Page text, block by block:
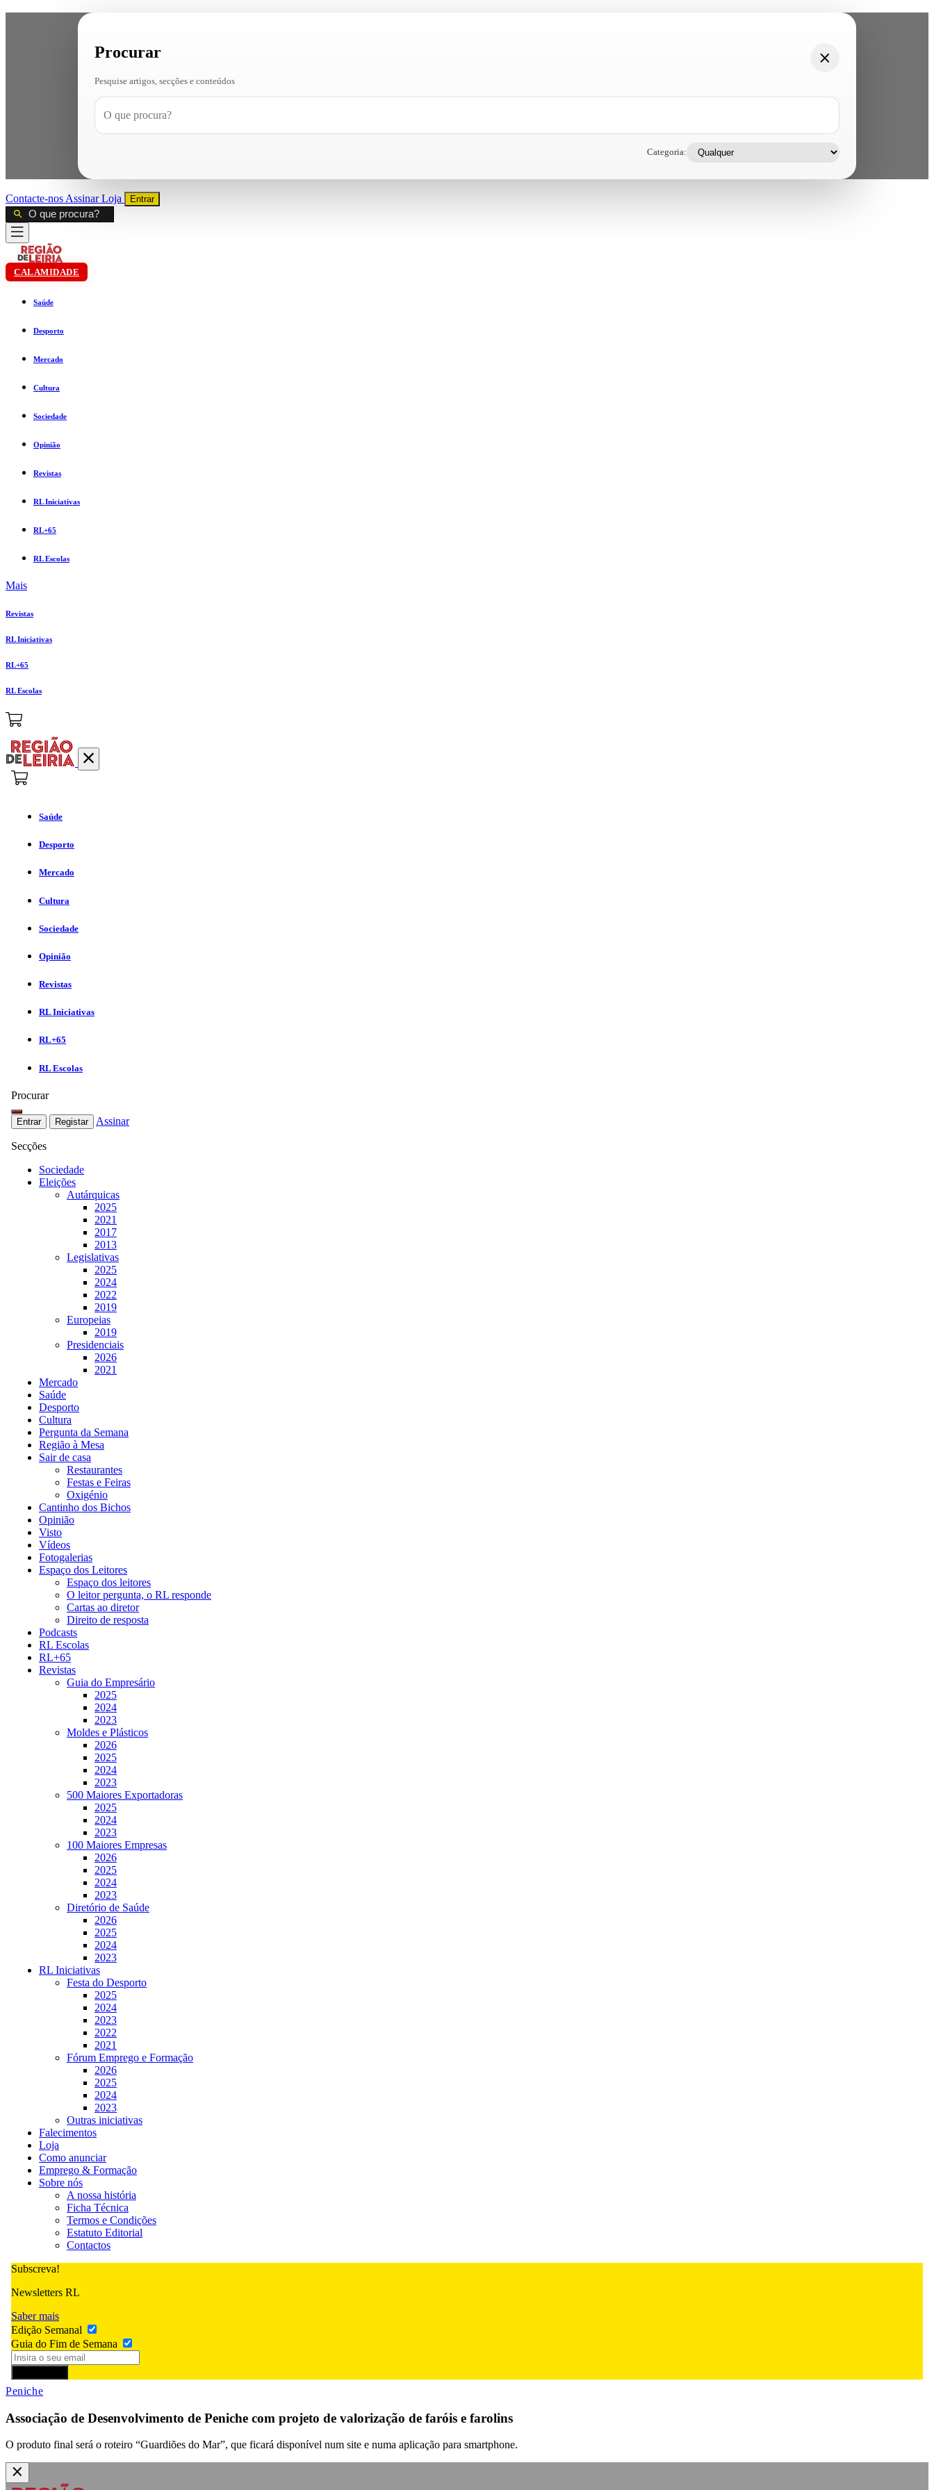
Procurar
Pesquise artigos, secções e conteúdos
Categoria:
Contacte-nos AssinarLoja Entrar
CALAMIDADE
Saúde
Desporto
Mercado
Cultura
Sociedade
Opinião
Revistas
RL Iniciativas
RL+65
RL Escolas
Mais
Revistas
RL Iniciativas
RL+65
RL Escolas
Saúde
Desporto
Mercado
Cultura
Sociedade
Opinião
Revistas
RL Iniciativas
RL+65
RL Escolas
Procurar
Entrar Registar Assinar
Secções
Sociedade
Eleições
Autárquicas
2025
2021
2017
2013
Legislativas
2025
2024
2022
2019
Europeias
2019
Presidenciais
2026
2021
Mercado
Saúde
Desporto
Cultura
Pergunta da Semana
Região à Mesa
Sair de casa
Restaurantes
Festas e Feiras
Oxigénio
Cantinho dos Bichos
Opinião
Visto
Vídeos
Fotogalerias
Espaço dos Leitores
Espaço dos leitores
O leitor pergunta, o RL responde
Cartas ao diretor
Direito de resposta
Podcasts
RL Escolas
RL+65
Revistas
Guia do Empresário
2025
2024
2023
Moldes e Plásticos
2026
2025
2024
2023
500 Maiores Exportadoras
2025
2024
2023
100 Maiores Empresas
2026
2025
2024
2023
Diretório de Saúde
2026
2025
2024
2023
RL Iniciativas
Festa do Desporto
2025
2024
2023
2022
2021
Fórum Emprego e Formação
2026
2025
2024
2023
Outras iniciativas
Falecimentos
Loja
Como anunciar
Emprego & Formação
Sobre nós
A nossa história
Ficha Técnica
Termos e Condições
Estatuto Editorial
Contactos
Subscreva!
Newsletters RL
Saber mais
Edição Semanal
Guia do Fim de Semana
Peniche
Associação de Desenvolvimento de Peniche com projeto de valorização de faróis e farolins
O produto final será o roteiro “Guardiões do Mar”, que ficará disponível num site e numa aplicação para smartphone.